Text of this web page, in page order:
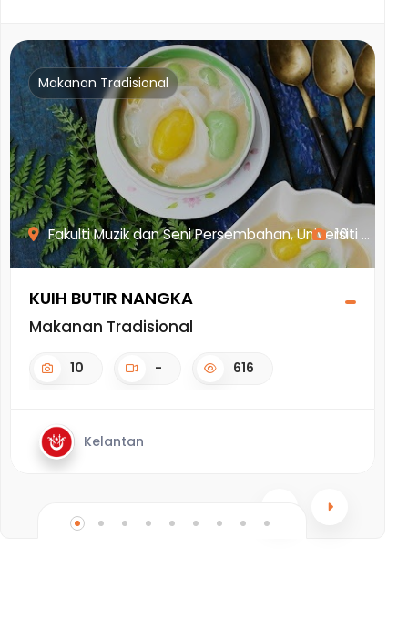
Fakulti Muzik dan Seni Persembahan, Universiti ...
Makanan Tradisional
10
KUIH BUTIR NANGKA
Makanan Tradisional
10 - 616
Kelantan